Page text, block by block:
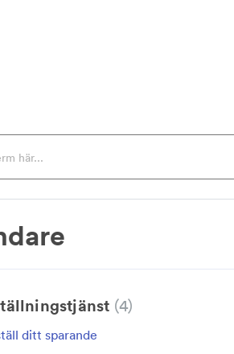
4
ditt sparande